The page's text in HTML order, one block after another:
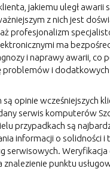
jakiemu uległ awarii
z nich jest
profesjonalizm
ma
i naprawy awarii, co
problemów i
opinie wcześniejszych
serwis komputerów
przypadkach są
informacji o solidności i
serwisowych. Weryfikacja
punktu